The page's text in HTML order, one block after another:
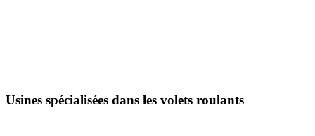
Usines spécialisées dans les volets roulants